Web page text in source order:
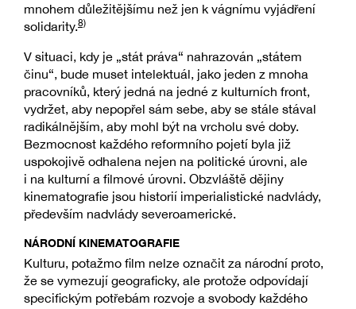
mnohem důležitějšímu než jen k vágnímu vyjádření
solidarity.8)
V situaci, kdy je „stát práva“ nahrazován „státem
činu“, bude muset intelektuál, jako jeden z mnoha
pracovníků, který jedná na jedné z kulturních front,
vydržet, aby nepopřel sám sebe, aby se stále stával
radikálnějším, aby mohl být na vrcholu své doby.
Bezmocnost každého reformního pojetí byla již
uspokojivě odhalena nejen na politické úrovni, ale
i na kulturní a filmové úrovni. Obzvláště dějiny
kinematografie jsou historií imperialistické nadvlády,
především nadvlády severoamerické.
NÁRODNÍ KINEMATOGRAFIE
Kulturu, potažmo film nelze označit za národní proto,
že se vymezují geograficky, ale protože odpovídají
specifickým potřebám rozvoje a svobody každého